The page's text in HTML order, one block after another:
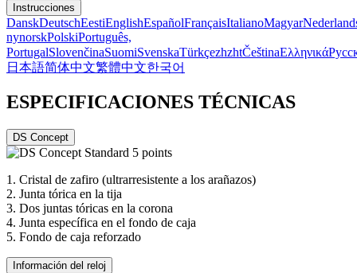
Instrucciones
DanskDeutschEestiEnglishEspañolFrançaisItalianoMagyar
nynorskPolskiPortuguês,
PortugalSlovenčinaSuomiSvenskaTürkçezhzhtČeštinaΕλληνικά
日本語简体中文繁體中文한국어
ESPECIFICACIONES TÉCNICAS
DS Concept
1. Cristal de zafiro (ultrarresistente a los arañazos)
2. Junta tórica en la tija
3. Dos juntas tóricas en la corona
4. Junta específica en el fondo de caja
5. Fondo de caja reforzado
Información del reloj